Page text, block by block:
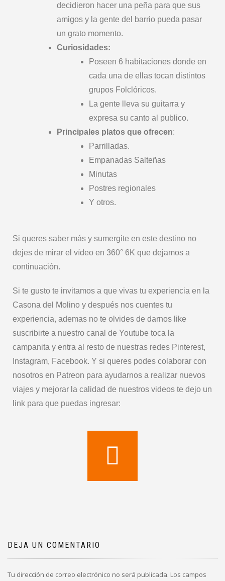
decidieron hacer una peña para que sus
amigos y la gente del barrio pueda pasar
un grato momento.
Curiosidades:
Poseen 6 habitaciones donde en
cada una de ellas tocan distintos
grupos Folclóricos.
La gente lleva su guitarra y
expresa su canto al publico.
Principales platos que ofrecen:
Parrilladas.
Empanadas Salteñas
Minutas
Postres regionales
Y otros.
Si queres saber más y sumergite en este destino no
dejes de mirar el vídeo en 360° 6K que dejamos a
continuación.
Si te gusto te invitamos a que vivas tu experiencia en la
Casona del Molino y después nos cuentes tu
experiencia, ademas no te olvides de darnos like
suscribirte a nuestro canal de Youtube toca la
campanita y entra al resto de nuestras redes Pinterest,
Instagram, Facebook. Y si queres podes colaborar con
nosotros en Patreon para ayudarnos a realizar nuevos
viajes y mejorar la calidad de nuestros videos te dejo un
link para que puedas ingresar:
DEJA UN COMENTARIO
Tu dirección de correo electrónico no será publicada. Los campos